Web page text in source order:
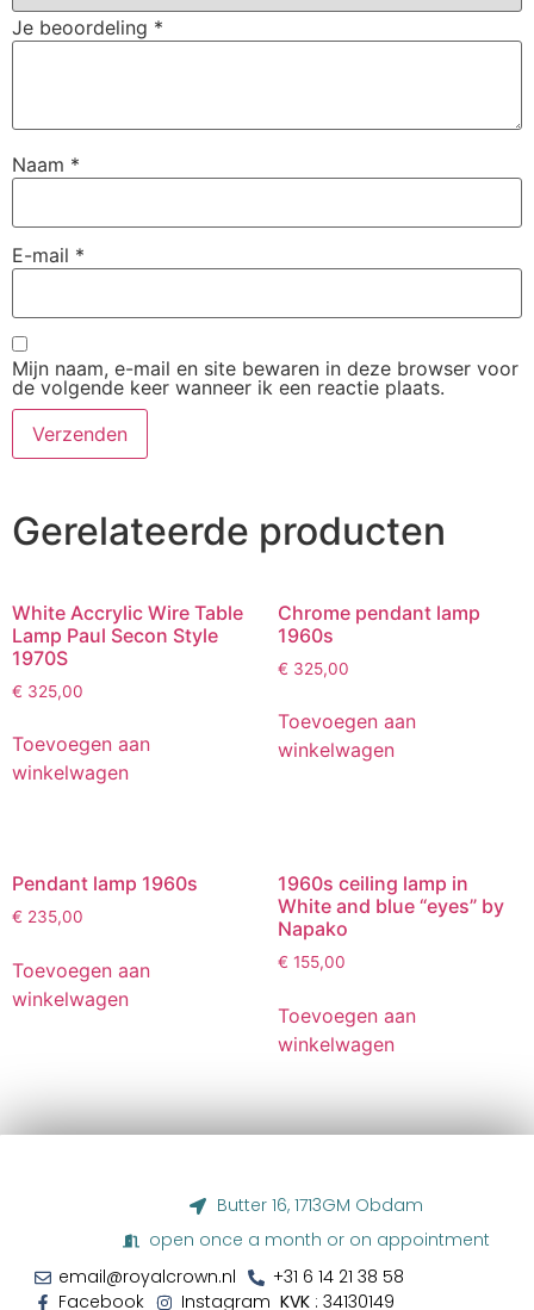
Je beoordeling *
Naam *
E-mail *
Mijn naam, e-mail en site bewaren in deze browser voor
de volgende keer wanneer ik een reactie plaats.
Gerelateerde producten
White Accrylic Wire Table
Lamp Paul Secon Style
1970S
€ 325,00
Toevoegen aan
winkelwagen
Chrome pendant lamp
1960s
€ 325,00
Toevoegen aan
winkelwagen
Pendant lamp 1960s
€ 235,00
Toevoegen aan
winkelwagen
1960s ceiling lamp in
White and blue “eyes” by
Napako
€ 155,00
Toevoegen aan
winkelwagen
Butter 16, 1713GM Obdam
open once a month or on appointment
email@royalcrown.nl
+31 6 14 21 38 58‬
Facebook
Instagram KVK: 34130149